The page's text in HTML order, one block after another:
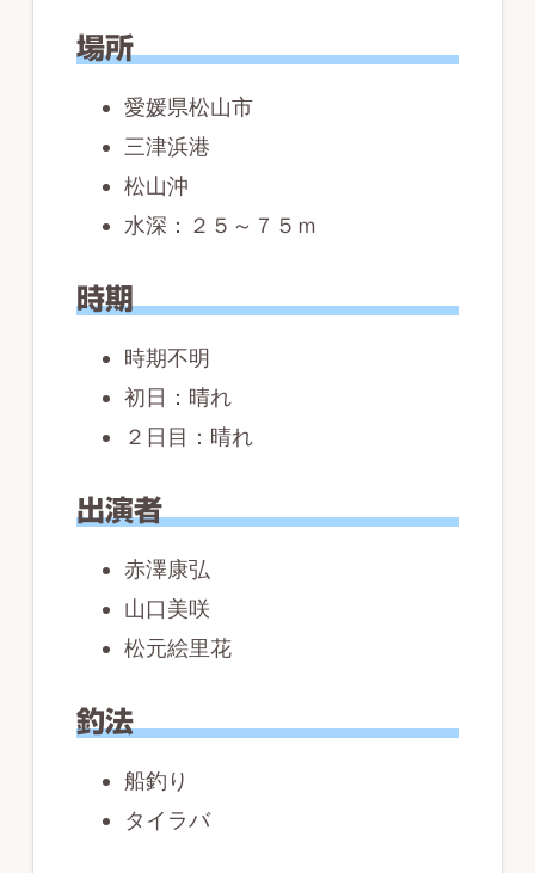
場所
愛媛県松山市
三津浜港
松山沖
水深：２５～７５ｍ
時期
時期不明
初日：晴れ
２日目：晴れ
出演者
赤澤康弘
山口美咲
松元絵里花
釣法
船釣り
タイラバ